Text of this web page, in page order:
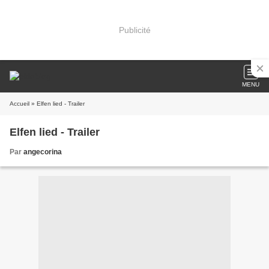
Publicité
MENU
Accueil » Elfen lied - Trailer
Elfen lied - Trailer
Par angecorina